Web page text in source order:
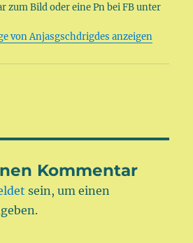
zum Bild oder eine Pn bei FB unter
von Anjasgschdrigdes anzeigen
Kommentar
sein, um einen